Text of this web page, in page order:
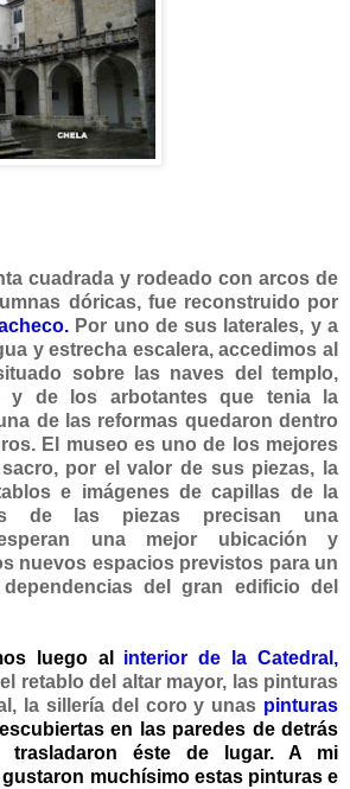
cuadrada y rodeado con arcos de
dóricas, fue reconstruido por
Por uno de sus laterales, y a
y estrecha escalera, accedimos al
sobre las naves del templo,
y de los arbotantes que tenia la
de las reformas quedaron dentro
El museo es uno de los mejores
por el valor de sus piezas, la
e imágenes de capillas de la
de las piezas precisan una
una mejor ubicación y
nuevos espacios previstos para un
del gran edificio del
luego al interior de la Catedral ,
retablo del altar mayor, las pinturas
la sillería del coro y unas pinturas
en las paredes de detrás
trasladaron éste de lugar. A mi
muchísimo estas pinturas e